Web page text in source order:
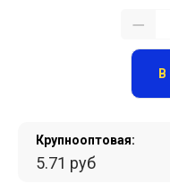
Крупнооптовая:
5.71 руб
В